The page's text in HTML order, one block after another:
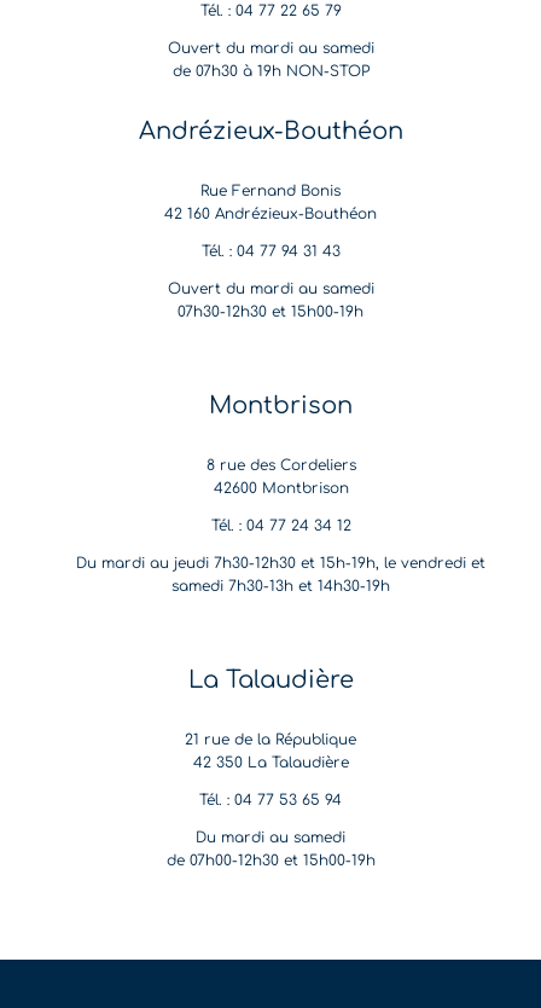
Tél. : 04 77 22 65 79
Ouvert du mardi au samedi
de 07h30 à 19h NON-STOP
Andrézieux-Bouthéon
Rue Fernand Bonis
42 160 Andrézieux-Bouthéon
Tél. : 04 77 94 31 43
Ouvert du mardi au samedi
07h30-12h30 et 15h00-19h
Montbrison
8 rue des Cordeliers
42600 Montbrison
Tél. : 04 77 24 34 12
Du mardi au jeudi 7h30-12h30 et 15h-19h, le vendredi et
samedi 7h30-13h et 14h30-19h
La Talaudière
21 rue de la République
42 350 La Talaudière
Tél. : 04 77 53 65 94
Du mardi au samedi
de 07h00-12h30 et 15h00-19h